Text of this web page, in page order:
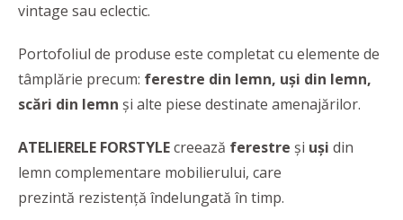
vintage sau eclectic.
Portofoliul de produse este completat cu elemente de
tâmplărie precum: ferestre din lemn, uși din lemn,
scări din lemn și alte piese destinate amenajărilor.
ATELIERELE FORSTYLEcreează ferestre și uși din
lemn complementare mobilierului, care
prezintă rezistență îndelungată în timp.